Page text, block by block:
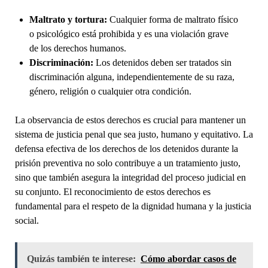
Maltrato y tortura: Cualquier forma de maltrato físico
o psicológico está prohibida y es una violación grave
de los derechos humanos.
Discriminación: Los detenidos deben ser tratados sin
discriminación alguna, independientemente de su raza,
género, religión o cualquier otra condición.
La observancia de estos derechos es crucial para mantener un
sistema de justicia penal que sea justo, humano y equitativo. La
defensa efectiva de los derechos de los detenidos durante la
prisión preventiva no solo contribuye a un tratamiento justo,
sino que también asegura la integridad del proceso judicial en
su conjunto. El reconocimiento de estos derechos es
fundamental para el respeto de la dignidad humana y la justicia
social.
Quizás también te interese: Cómo abordar casos de